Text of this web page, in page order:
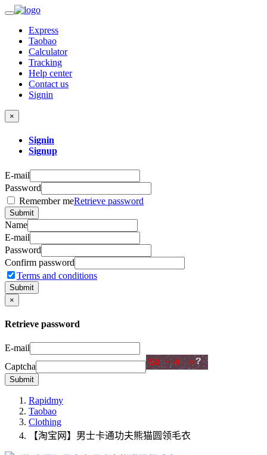
Express
Taobao
Calculator
Tracking
Help center
Contact us
Signin
×
Signin
Signup
E-mail
Password
Remember meRetrieve password
Submit
Name
E-mail
Password
Confirm password
Terms and conditions
Submit
×
Retrieve password
E-mail
Captcha
Submit
Rapidmy
Taobao
Clothing
【淘宝网】男士卡通功夫熊猫圆领毛衣